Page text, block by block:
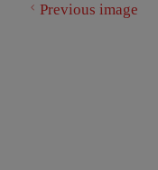
Previous image